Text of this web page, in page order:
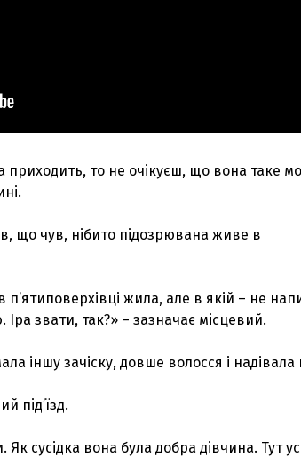
приходить, то не очікуєш, що вона таке
що чув, нібито підозрювана живе в
жила, але в якій – не
звати, так?» – зазначає місцевий.
іншу зачіску, довше волосся і надівала
під’їзд.
сусідка вона була добра дівчина. Тут